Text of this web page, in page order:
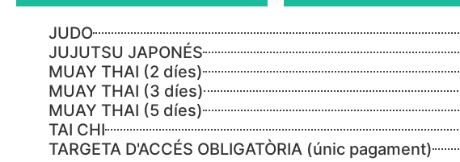
discapacidad
JUDO
JUJUTSU JAPONÉS
MUAY THAI (2 díes)
MUAY THAI (3 díes)
MUAY THAI (5 díes)
TAI CHI
TARGETA D'ACCÉS OBLIGATÒRIA (únic pagament)